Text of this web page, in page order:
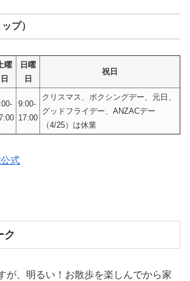
プ）
曜
日
日曜
日
祝日
9:00-
17:00
クリスマス、ボクシングデー、元日、
グッドフライデー、ANZACデー
（4/25）は休業
式
ク
が、明るい！お散歩を楽しんでから家